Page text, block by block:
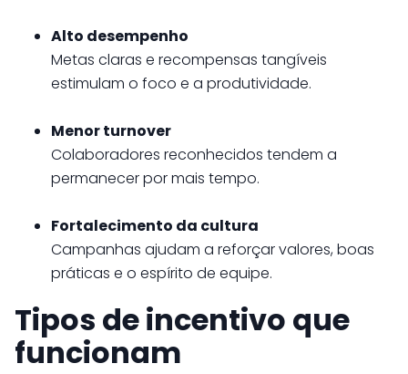
Alto desempenho
Metas claras e recompensas tangíveis
estimulam o foco e a produtividade.
Menor turnover
Colaboradores reconhecidos tendem a
permanecer por mais tempo.
Fortalecimento da cultura
Campanhas ajudam a reforçar valores, boas
práticas e o espírito de equipe.
Tipos de incentivo que
funcionam